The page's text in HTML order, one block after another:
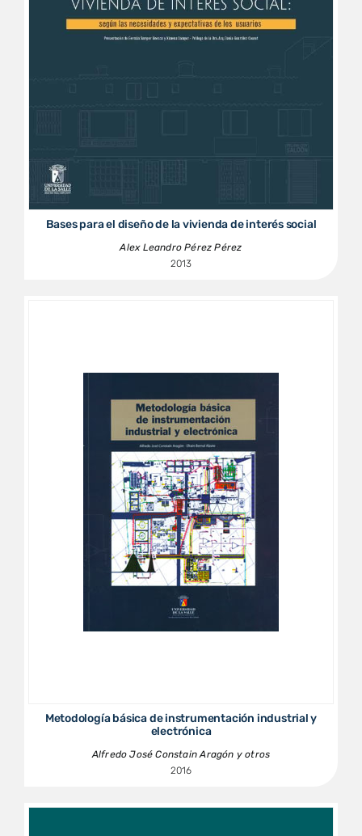
Bases para el diseño de la vivienda de interés social
Alex Leandro Pérez Pérez
2013
Metodología básica de instrumentación industrial y
electrónica
Alfredo José Constain Aragón y otros
2016